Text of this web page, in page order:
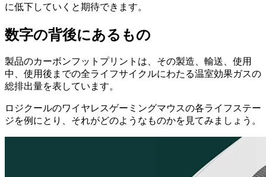
に低下していくと期待できます。
数字の背後にあるもの
製品のカーボンフットプリントは、その製造、輸送、使用
中、使用後までの全ライフサイクルにわたる温室効果ガスの
総排出量を表しています。
ロジクールのワイヤレスゲーミングマウスの各ライフステー
ジを例にとり、それがどのようなものかを見てみましょう。